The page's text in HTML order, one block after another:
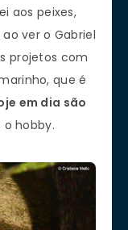
aos peixes,
ver o Gabriel
projetos com
que é
em dia são
hobby.